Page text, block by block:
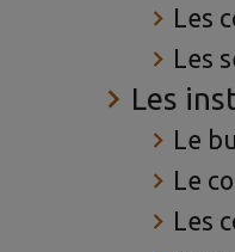
Les
Les
Les
Le
Le
Les